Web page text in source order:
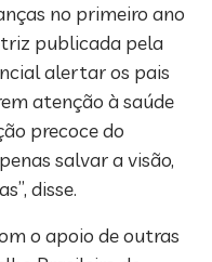
no primeiro ano
publicada pela
alertar os pais
atenção à saúde
precoce do
salvar a visão,
disse.
o apoio de outras